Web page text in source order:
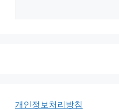
개인정보처리방침